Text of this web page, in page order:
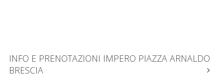
INFO E PRENOTAZIONI IMPERO PIAZZA ARNALDO
BRESCIA